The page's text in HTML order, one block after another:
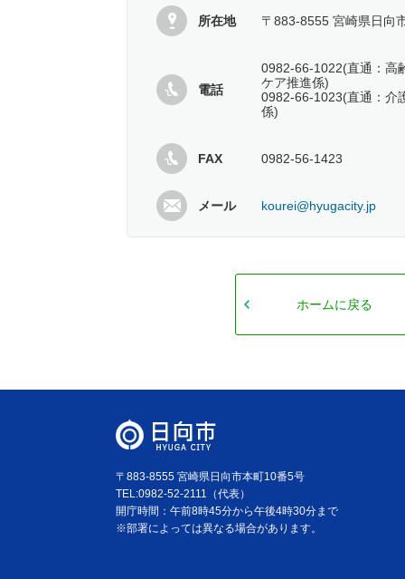
所在地 〒883-8555 宮崎県日向
電話
0982-66-1022(直通：高
ケア推進係)
0982-66-1023(直通：介
係)
FAX 0982-56-1423
メール kourei@hyugacity.jp
ホームに戻る
〒883-8555 宮崎県日向市本町10番5号
TEL:0982-52-2111（代表）
開庁時間：午前8時45分から午後4時30分まで
※部署によっては異なる場合があります。